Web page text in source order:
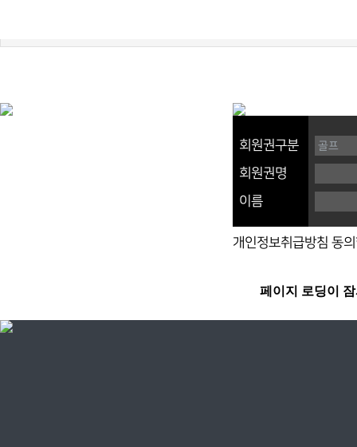
회원권구분
회원권명
이름
개인정보취급방침 동